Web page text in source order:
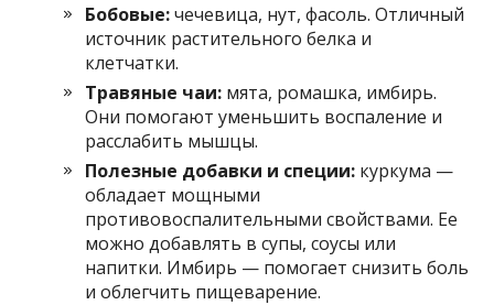
Бобовые:чечевица, нут, фасоль. Отличный
источник растительного белка и
клетчатки.
Травяные чаи: мята, ромашка, имбирь.
Они помогают уменьшить воспаление и
расслабить мышцы.
Полезные добавки и специи: куркума —
обладает мощными
противовоспалительными свойствами. Ее
можно добавлять в супы, соусы или
напитки. Имбирь — помогает снизить боль
и облегчить пищеварение.